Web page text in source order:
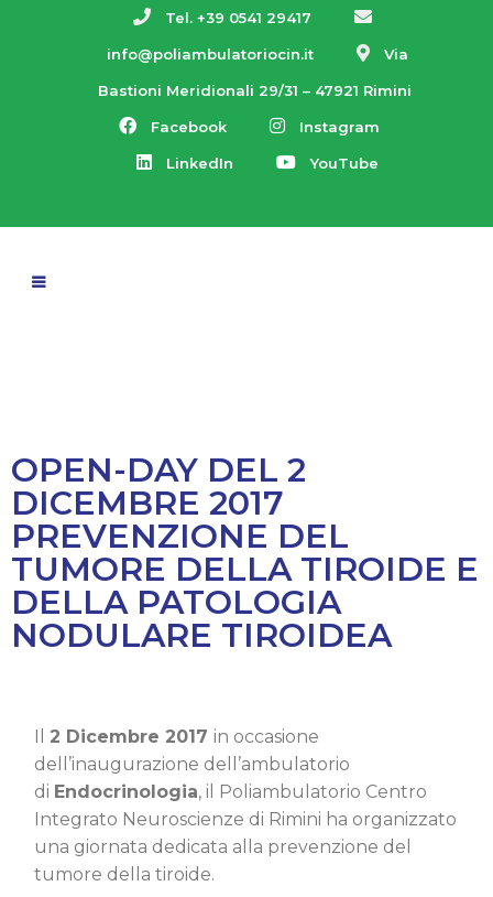
Tel. +39 0541 29417
info@poliambulatoriocin.it Via
Bastioni Meridionali 29/31 – 47921 Rimini
Facebook Instagram
LinkedIn YouTube
OPEN-DAY DEL 2
DICEMBRE 2017
PREVENZIONE DEL
TUMORE DELLA TIROIDE E
DELLA PATOLOGIA
NODULARE TIROIDEA
2 Dicembre 2017in occasione
dell’inaugurazione dell’ambulatorio
di Endocrinologia, il Poliambulatorio Centro
Integrato Neuroscienze di Rimini ha organizzato
una giornata dedicata alla prevenzione del
tumore della tiroide.